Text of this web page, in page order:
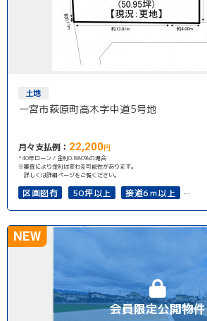
土地
一宮市萩原町高木字中道5号地
月々支払例： 22,200円
*40年ローン / 金利0.880%の場合
※審査により金利は変わる可能性があります。
詳しくは詳細ページをご覧ください。
区画図有 50坪以上
接道6ｍ以上
会員限定公開物件
NEW